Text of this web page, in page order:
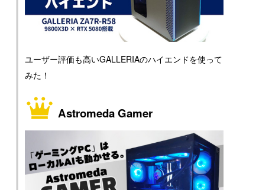
ユーザー評価も高いGALLERIAのハイエンドを使って
みた！
Astromeda Gamer